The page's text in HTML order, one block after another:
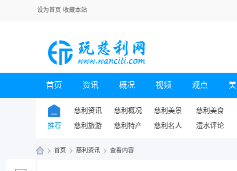
设为首页 收藏本站
首页 资讯 概况 视频 观点
推荐
慈利资讯 慈利概况 慈利美景
慈利美食
慈利旅游
慈利特产 慈利名人 澧水评论
› 首页 › 慈利资讯 › 查看内容